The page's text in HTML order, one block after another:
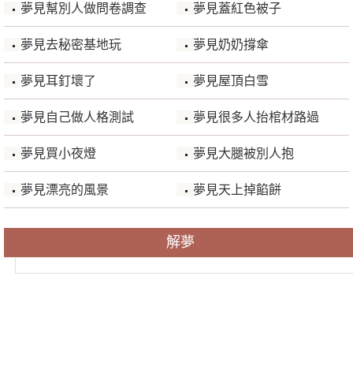
夢見幫別人做問卷調查 夢見蓋紅色被子
夢見去秘密基地玩 夢見奶奶撐傘
夢見耳釘壞了 夢見屋頂白雪
夢見自己做人格測試 夢見很多人抬棺材路過
夢見買小夜燈 夢見大腿被別人抱
夢見漂亮的風景 夢見天上掉餡餅
解夢